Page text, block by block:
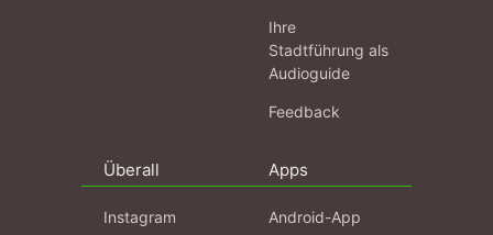
Ihre
Stadtführung als
Audioguide
Feedback
Überall
Instagram
Apps
Android-App